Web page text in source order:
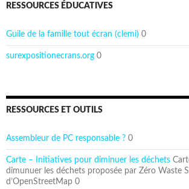
RESSOURCES ÉDUCATIVES
Guile de la famille tout écran (clemi) 0
surexpositionecrans.org 0
RESSOURCES ET OUTILS
Assembleur de PC responsable ? 0
Carte – Initiatives pour diminuer les déchets
dimunuer les déchets proposée par Zéro Waste
d’OpenStreetMap 0